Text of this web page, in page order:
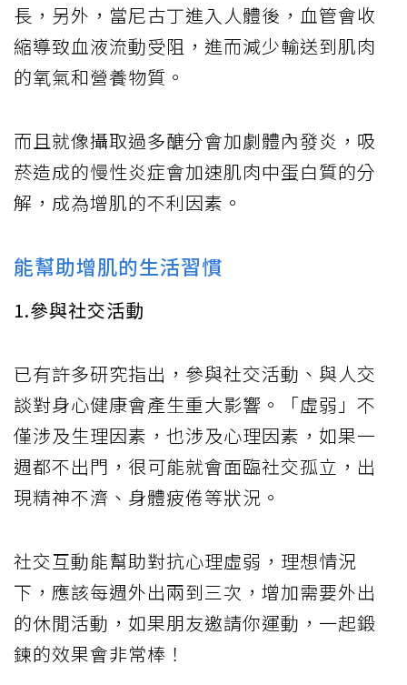
長，另外，當尼古丁進入人體後，血管會收
縮導致血液流動受阻，進而減少輸送到肌肉
的氧氣和營養物質。
而且就像攝取過多醣分會加劇體內發炎，吸
菸造成的慢性炎症會加速肌肉中蛋白質的分
解，成為增肌的不利因素。
能幫助增肌的生活習慣
1.參與社交活動
已有許多研究指出，參與社交活動、與人交
談對身心健康會產生重大影響。「虛弱」不
僅涉及生理因素，也涉及心理因素，如果一
週都不出門，很可能就會面臨社交孤立，出
現精神不濟、身體疲倦等狀況。
社交互動能幫助對抗心理虛弱，理想情況
下，應該每週外出兩到三次，增加需要外出
的休閒活動，如果朋友邀請你運動，一起鍛
鍊的效果會非常棒！